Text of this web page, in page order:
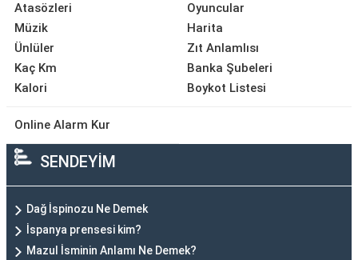
Atasözleri
Müzik
Ünlüler
Kaç Km
Kalori
Oyuncular
Harita
Zıt Anlamlısı
Banka Şubeleri
Boykot Listesi
Online Alarm Kur
SENDEYİM
Dağ İspinozu Ne Demek
İspanya prensesi kim?
Mazul İsminin Anlamı Ne Demek?